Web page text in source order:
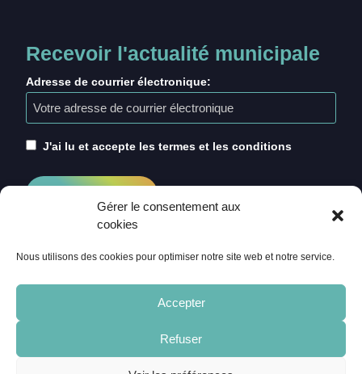
Gérer le consentement aux
cookies
Nous utilisons des cookies pour optimiser notre site web et notre service.
Accepter
Refuser
Recevoir l'actualité municipale
Adresse de courrier électronique:
J'ai lu et accepte les termes et les conditions
CRÉDITS